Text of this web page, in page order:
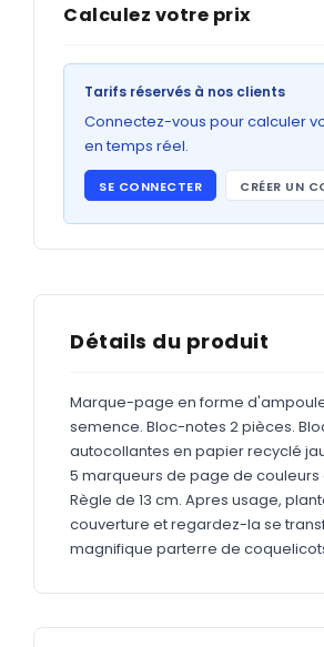
GRAND FORMAT
Abribus
ADHÉSIFS
Étiquettes adhésives
Étiquettes adhésives en bobine
Adhésifs vitrine
Calculez votre prix
Tarifs réservés à nos clients
Connectez-vous pour calculer
en temps réel.
SE CONNECTER CRÉER UN
Détails du produit
Marque-page en forme
semence. Bloc-notes 2 pièces.
autocollantes en papier recyclé
5 marqueurs de page de couleurs
Règle de 13 cm. Apres usage,
couverture et regardez-la se
magnifique parterre de